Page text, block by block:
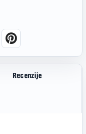
Recenzije